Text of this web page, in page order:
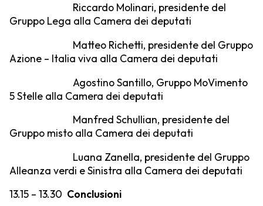
Riccardo Molinari, presidente del
Gruppo Lega alla Camera dei deputati
Matteo Richetti, presidente del Gruppo
Azione – Italia viva alla Camera dei deputati
Agostino Santillo, Gruppo MoVimento
5 Stelle alla Camera dei deputati
Manfred Schullian, presidente del
Gruppo misto alla Camera dei deputati
Luana Zanella, presidente del Gruppo
Alleanza verdi e Sinistra alla Camera dei deputati
13.15 – 13.30 Conclusioni